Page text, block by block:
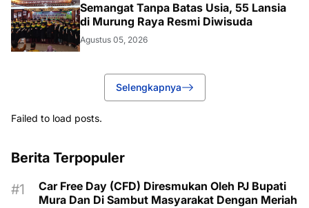
Semangat Tanpa Batas Usia, 55 Lansia
di Murung Raya Resmi Diwisuda
Agustus 05, 2026
Selengkapnya
Failed to load posts.
Berita Terpopuler
Car Free Day (CFD) Diresmukan Oleh PJ Bupati
Mura Dan Di Sambut Masyarakat Dengan Meriah